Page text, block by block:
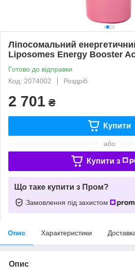
Ліпосомальний
Liposomes Energy Booster
Готово до відправки
Код: 2074002
Роздріб
2 701 ₴
Купити
або
Купити з
Що таке купити з Пром?
Замовлення під захистом
Опис Характеристики
Опис